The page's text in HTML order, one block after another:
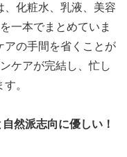
、化粧水、乳液、美容
一本でまとめていま
アの手間を省くことが
ケアが完結し、忙し
。
然派志向に優しい！